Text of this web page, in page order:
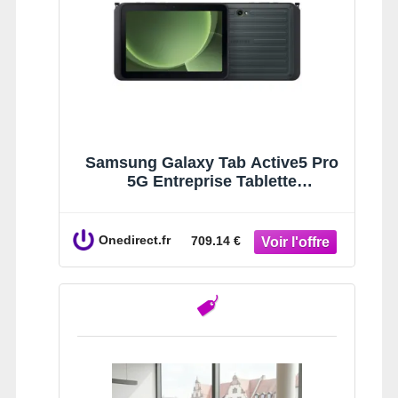
Samsung Galaxy Tab Active5 Pro
5G Entreprise Tablette
certification IP68, double batterie
Onedirect.fr 709.14 €